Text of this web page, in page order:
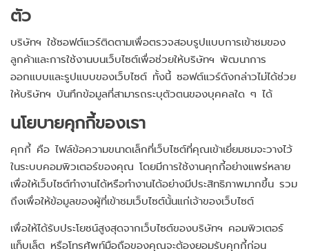
ตัว
บริษัทฯ ใช้ซอฟต์แวร์ติดตามเพื่อตรวจสอบรูปแบบการเข้าชมของ
ลูกค้าและการใช้งานบนเว็บไซต์เพื่อช่วยให้บริษัทฯ พัฒนาการ
ออกแบบและรูปแบบของเว็บไซต์ ทั้งนี้ ซอฟต์แวร์ดังกล่าวไม่ได้ช่วย
ให้บริษัทฯ บันทึกข้อมูลที่สามารถระบุตัวตนของบุคคลใด ๆ ได้
นโยบายคุกกี้ของเรา
คุกกี้ คือ ไฟล์ข้อความขนาดเล็กที่เว็บไซต์ที่คุณเข้าเยี่ยมชมจะวางไว้
ในระบบคอมพิวเตอร์ของคุณ โดยมีการใช้งานคุกกี้อย่างแพร่หลาย
เพื่อให้เว็บไซต์ทำงานได้หรือทำงานได้อย่างมีประสิทธิภาพมากขึ้น รวม
ถึงเพื่อให้ข้อมูลของผู้ที่เข้าชมเว็บไซต์นั้นแก่เจ้าของเว็บไซต์
เพื่อให้ได้รับประโยชน์สูงสุดจากเว็บไซต์ของบริษัทฯ คอมพิวเตอร์
แท็บเล็ต หรือโทรศัพท์มือถือของคุณจะต้องยอมรับคุกกี้ก่อน